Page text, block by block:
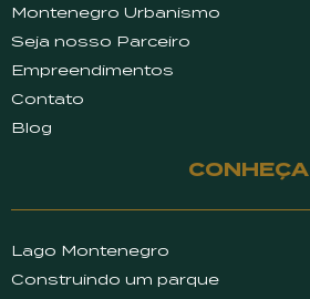
Montenegro Urbanismo
Seja nosso Parceiro
Empreendimentos
Contato
Blog
CONHEÇA
Lago Montenegro
Construindo um parque